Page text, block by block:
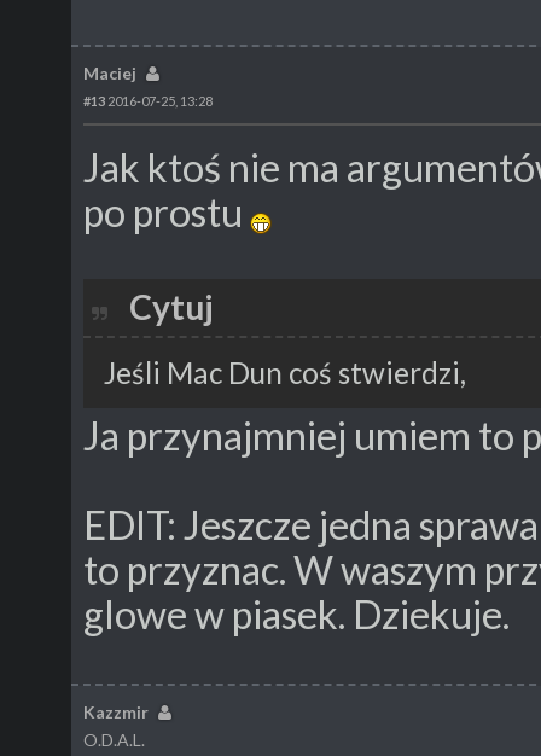
Maciej
#13 2016-07-25, 13:28
Jak ktoś nie ma
po prostu
Cytuj
Jeśli Mac Dun coś stwierdzi,
Ja przynajmniej umiem to
EDIT: Jeszcze jedna
to przyznac. W waszym
glowe w piasek. Dziekuje.
Kazzmir
O.D.A.L.